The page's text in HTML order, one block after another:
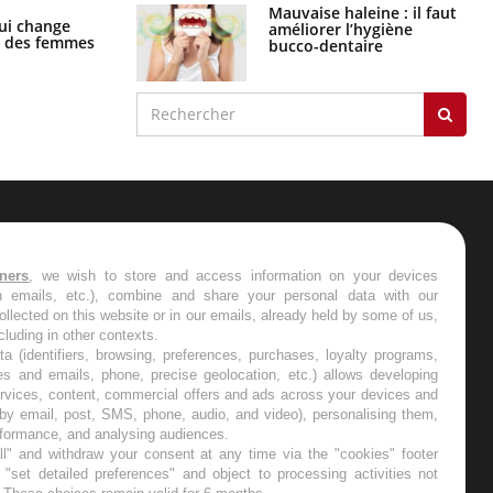
change
femmes
La sieste empêche-t-elle de dormir
la nuit ?
Mauvaise haleine : il faut
améliorer l’hygiène
bucco-dentaire
les semaines les meilleures
, we wish to store and access information on your devices
emails, etc.), combine and share your personal data with our
on this website or in our emails, already held by some of us,
in other contexts.
(identifiers, browsing, preferences, purchases, loyalty programs,
and emails, phone, precise geolocation, etc.) allows developing
content, commercial offers and ads across your devices and
email, post, SMS, phone, audio, and video), personalising them,
and analysing audiences.
and withdraw your consent at any time via the "cookies" footer
detailed preferences" and object to processing activities not